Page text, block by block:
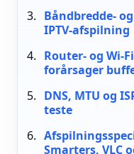
Båndbredde-
IPTV-afspilning
Router- og Wi-
forårsager
DNS, MTU og
teste
Smarters, VLC